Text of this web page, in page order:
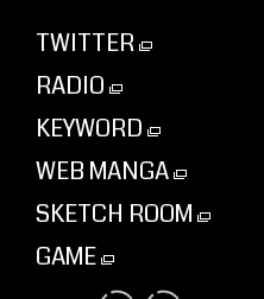
TWITTER
RADIO
KEYWORD
WEB MANGA
SKETCH ROOM
GAME